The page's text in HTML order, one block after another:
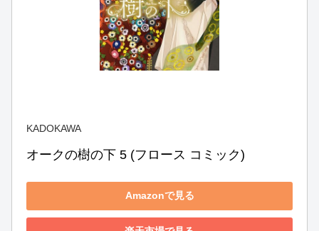
KADOKAWA
オークの樹の下 5 (フロース コミック)
Amazonで見る